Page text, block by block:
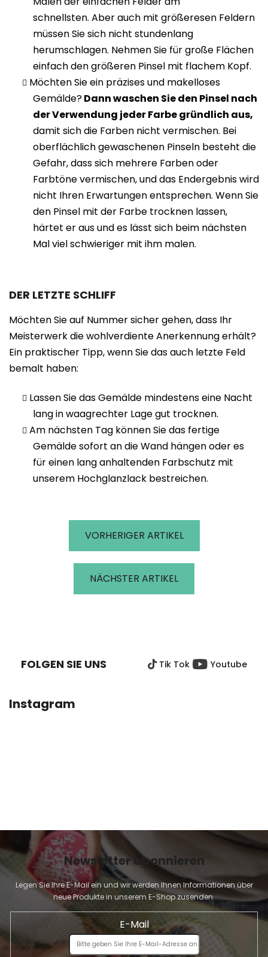
schnellsten. Aber auch mit größeresen Feldern
müssen Sie sich nicht stundenlang
herumschlagen. Nehmen Sie für große Flächen
einfach den größeren Pinsel mit flachem Kopf.
Möchten Sie ein präzises und makelloses
Gemälde?Dann waschen Sie den Pinsel nach
der Verwendung jeder Farbe gründlich aus,
damit sich die Farben nicht vermischen. Bei
oberflächlich gewaschenen Pinseln besteht die
Gefahr, dass sich mehrere Farben oder
Farbtöne vermischen, und das Endergebnis wird
nicht Ihren Erwartungen entsprechen. Wenn Sie
den Pinsel mit der Farbe trocknen lassen,
härtet er aus und es lässt sich beim nächsten
Mal viel schwieriger mit ihm malen.
DER LETZTE SCHLIFF
Möchten Sie auf Nummer sicher gehen, dass Ihr
Meisterwerk die wohlverdiente Anerkennung erhält?
Ein praktischer Tipp, wenn Sie das auch letzte Feld
bemalt haben:
Lassen Sie das Gemälde mindestens eine Nacht
lang in waagrechter Lage gut trocknen.
Am nächsten Tag können Sie das fertige
Gemälde sofort an die Wand hängen oder es
für einen lang anhaltenden Farbschutz mit
unserem Hochglanzlack bestreichen.
VORHERIGER ARTIKEL
NÄCHSTER ARTIKEL
FOLGEN SIE UNS Tik Tok Youtube
Instagram
Newsletter abonnieren
Legen Sie Ihre E-Mail ein und wir werden Ihnen Informationen über
neue Produkte in unserem E-Shop zusenden.
E-Mail